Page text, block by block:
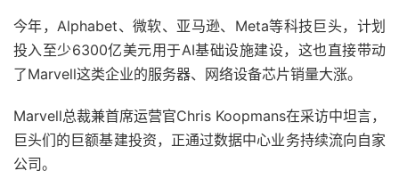
今年，Alphabet、微软、亚马逊、Meta等科技巨头，计划
投入至少6300亿美元用于AI基础设施建设，这也直接带动
了Marvell这类企业的服务器、网络设备芯片销量大涨。
Marvell总裁兼首席运营官Chris Koopmans在采访中坦言，
巨头们的巨额基建投资，正通过数据中心业务持续流向自家
公司。